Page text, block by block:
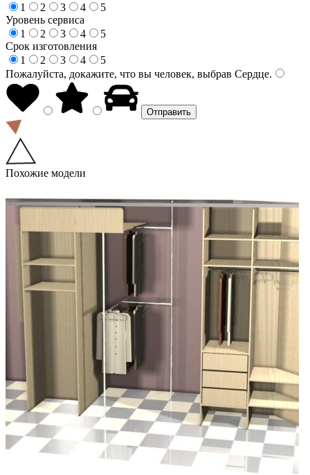
1
2 3 4
5
Уровень сервиса
1
2 3 4
5
Срок изготовления
1
2 3 4
5
Пожалуйста, докажите, что вы человек, выбрав Сердце.
Похожие модели